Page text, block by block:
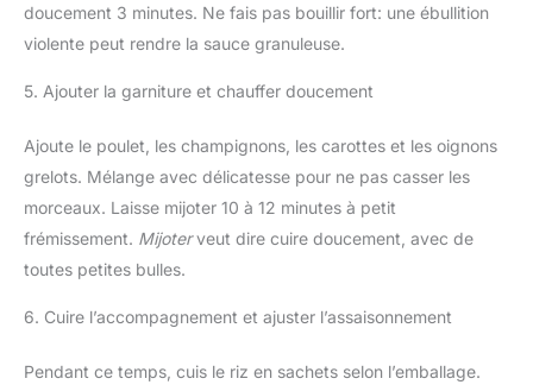
doucement 3 minutes. Ne fais pas bouillir fort: une ébullition
violente peut rendre la sauce granuleuse.
5. Ajouter la garniture et chauffer doucement
Ajoute le poulet, les champignons, les carottes et les oignons
grelots. Mélange avec délicatesse pour ne pas casser les
morceaux. Laisse mijoter 10 à 12 minutes à petit
frémissement. Mijoterveut dire cuire doucement, avec de
toutes petites bulles.
6. Cuire l’accompagnement et ajuster l’assaisonnement
Pendant ce temps, cuis le riz en sachets selon l’emballage.